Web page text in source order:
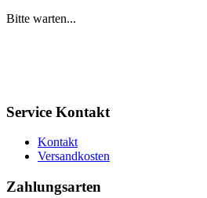
Bitte warten...
Service Kontakt
Kontakt
Versandkosten
Zahlungsarten